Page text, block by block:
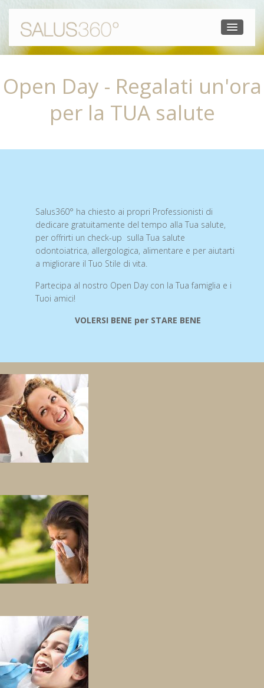
Open Day - Regalati un'ora
per la TUA salute
Salus360° ha chiesto ai propri Professionisti di
dedicare gratuitamente del tempo alla Tua salute,
per offrirti un check-up sulla Tua salute
odontoiatrica, allergologica, alimentare e per aiutarti
a migliorare il Tuo Stile di vita.
Partecipa al nostro Open Day con la Tua famiglia e i
Tuoi amici!
VOLERSI BENE per STARE BENE